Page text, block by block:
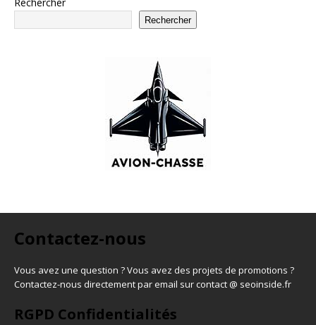
Rechercher
Rechercher
Contactez-nous
Vous avez une question ? Vous avez des projets de promotions ?
Contactez-nous directement par email sur contact @ seoinside.fr
RGPD Confidentialités